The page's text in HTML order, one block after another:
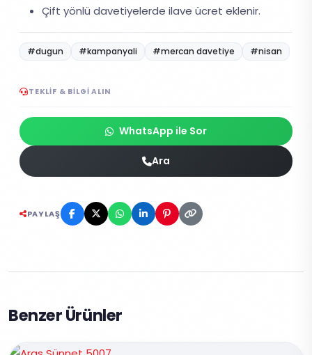
Çift yönlü davetiyelerde ilave ücret eklenir.
#dugun #kampanyali #mercan davetiye #nisan
TEKLIF & BILGI ALIN
WhatsApp ile Sor
Ara
PAYLAŞ
Benzer Ürünler